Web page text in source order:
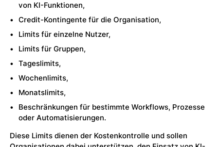
von KI-Funktionen,
Credit-Kontingente für die Organisation,
Limits für einzelne Nutzer,
Limits für Gruppen,
Tageslimits,
Wochenlimits,
Monatslimits,
Beschränkungen für bestimmte Workflows, Prozesse
oder Automatisierungen.
Diese Limits dienen der Kostenkontrolle und sollen